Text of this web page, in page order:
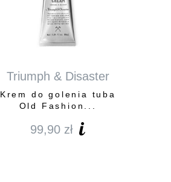
Triumph & Disaster
Krem do golenia tuba
Old Fashion...
99,90 zł